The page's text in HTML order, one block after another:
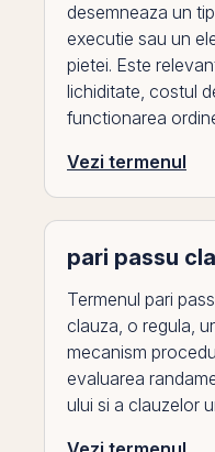
desemneaza un
executie sau un
pietei. Este
lichiditate, costul
functionarea
Vezi termenul
pari passu
Termenul pari
clauza, o regula,
mecanism
evaluarea
ului si a clauzelor